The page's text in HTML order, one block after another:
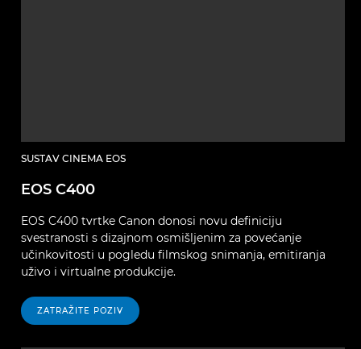
SUSTAV CINEMA EOS
EOS C400
EOS C400 tvrtke Canon donosi novu definiciju
svestranosti s dizajnom osmišljenim za povećanje
učinkovitosti u pogledu filmskog snimanja, emitiranja
uživo i virtualne produkcije.
ZATRAŽITE POZIV